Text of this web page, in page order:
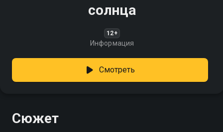
солнца
12+
Информация
Смотреть
Сюжет